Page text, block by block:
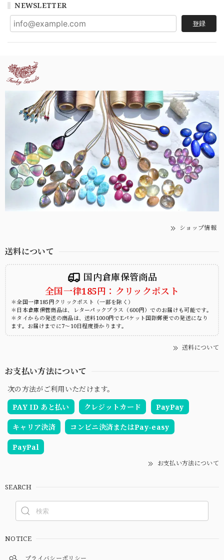
NEWSLETTER
登録
ショップ情報
送料について
国内倉庫保管商品
全国一律185円：クリックポスト
＊全国一律185円クリックポスト（一部を除く）
＊日本倉庫保管商品は、レターパックプラス（600円）でのお届けも可能です。
＊タイからの発送の商品は、送料1000円でEパケット国際郵便での発送になり
ます。お届けまでに7～10日程度掛かります。
送料について
お支払い方法について
次の方法がご利用いただけます。
PAY ID あと払い
クレジットカード PayPay
キャリア決済 コンビニ決済またはPay-easy
PayPal
お支払い方法について
SEARCH
NOTICE